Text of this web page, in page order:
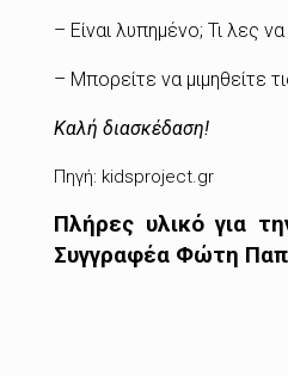
– Είναι λυπημένο; Τι λες
– Μπορείτε να μιμηθείτε
Καλή διασκέδαση!
Πηγή: kidsproject.gr
Πλήρες υλικό για
Συγγραφέα Φώτη